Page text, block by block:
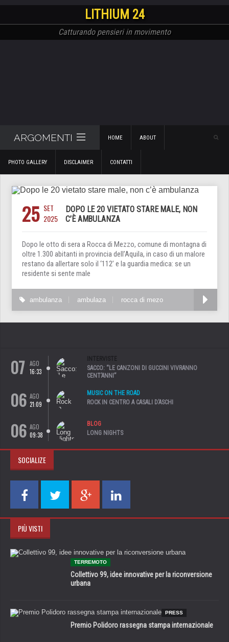
LITHIUM 24
Catturando pensieri in movimento
ARGOMENTI HOME ABOUT
PHOTO GALLERY DISCLAIMER CONTATTI
25 SET
2025
DOPO LE 20 VIETATO STARE MALE, NON
C’È AMBULANZA
Dopo le otto di sera a Rocca di Mezzo, comune di montagna di
oltre 1.300 abitanti in provincia dell’Aquila, in caso di un malore
restano da allertare solo il ‘112’ e la guardia medica: se un
residente si sente male
ambulanza ambulaza rocca di mezo
07
AGO
16:33
INTERVISTE
SACCO: “LE CANZONI DI GUCCINI VIVRANNO
CENT’ANNI”
06 AGO
21:09
MUSIC ON THE ROAD
ROCK IN CENTRO A CASALI D’ASCHI
06 AGO
09:38
BLOG
LONG NIGHTS
SOCIALIZE
PIÙ VISTI
TERREMOTO
Collettivo 99, idee innovative per la riconversione
urbana
PRESS
Premio Polidoro rassegna stampa internazionale